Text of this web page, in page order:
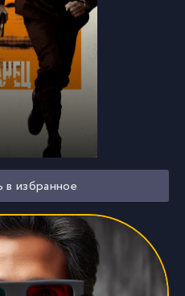
избранное